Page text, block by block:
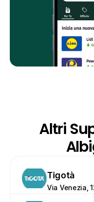
Altri
Tigotà
Via Venezia,